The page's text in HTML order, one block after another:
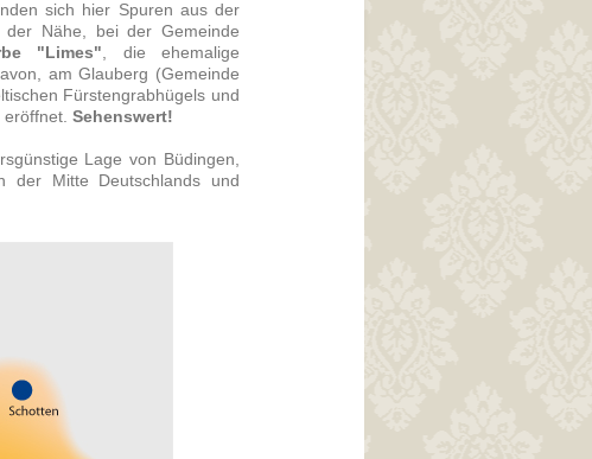
sich hier Spuren aus der
der Nähe, bei der Gemeinde
"Limes", die ehemalige
am Glauberg (Gemeinde
Fürstengrabhügels und
eröffnet. Sehenswert!
Lage von Büdingen,
Mitte Deutschlands und